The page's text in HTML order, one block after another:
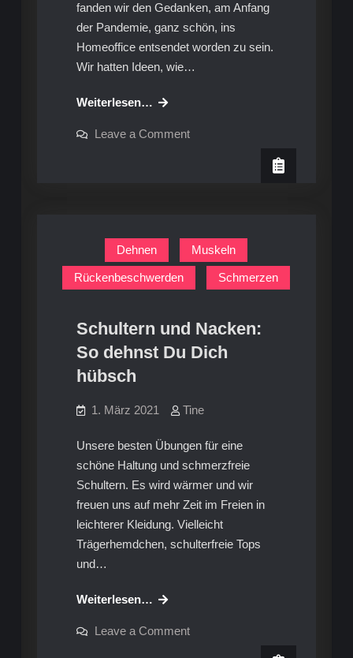
fanden wir den Gedanken, am Anfang
der Pandemie, ganz schön, ins
Homeoffice entsendet worden zu sein.
Wir hatten Ideen, wie…
Weiterlesen… Fit
im
Leave a Commenton
Dehnen Muskeln
Rückenbeschwerden Schmerzen
Schultern und Nacken:
So dehnst Du Dich
hübsch
1. März 2021 Tine
Unsere besten Übungen für eine
schöne Haltung und schmerzfreie
Schultern. Es wird wärmer und wir
freuen uns auf mehr Zeit im Freien in
leichterer Kleidung. Vielleicht
Trägerhemdchen, schulterfreie Tops
und…
Weiterlesen… Schultern
Nacken:
Leave a Commenton